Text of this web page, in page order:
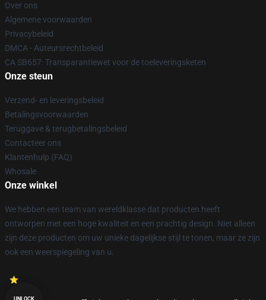
Over ons
Algemene voorwaarden
Privacybeleid
DMCA - Auteursrechtbeleid
CA SB657: Transparantiewet voor de toeleveringsketen
Onze steun
Verzend- en leveringsbeleid
Betalingsvoorwaarden
Teruggave & terugbetalingsbeleid
Contacteer ons
Klantenhulp (FAQ)
Whosale
Onze winkel
We hebben een team van wereldklasse dat producten heeft
ontworpen met een hoge kwaliteit en een prachtig design. Niet alleen
zijn deze producten om uw unieke dagelijkse stijl te tonen, maar ze zijn
ook een weerspiegeling van u.
UNLOCK